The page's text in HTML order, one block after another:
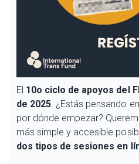
El 10o ciclo de apoyos del
de 2025. ¿Estás pensando
por dónde empezar?
más simple y accesible
dos tipos de sesiones en